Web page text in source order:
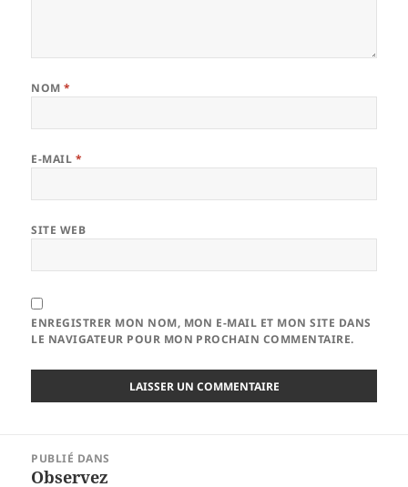
NOM*
E-MAIL *
SITE WEB
ENREGISTRER MON NOM, MON E-MAIL ET MON SITE DANS
LE NAVIGATEUR POUR MON PROCHAIN COMMENTAIRE.
PUBLIÉ DANS
Observez